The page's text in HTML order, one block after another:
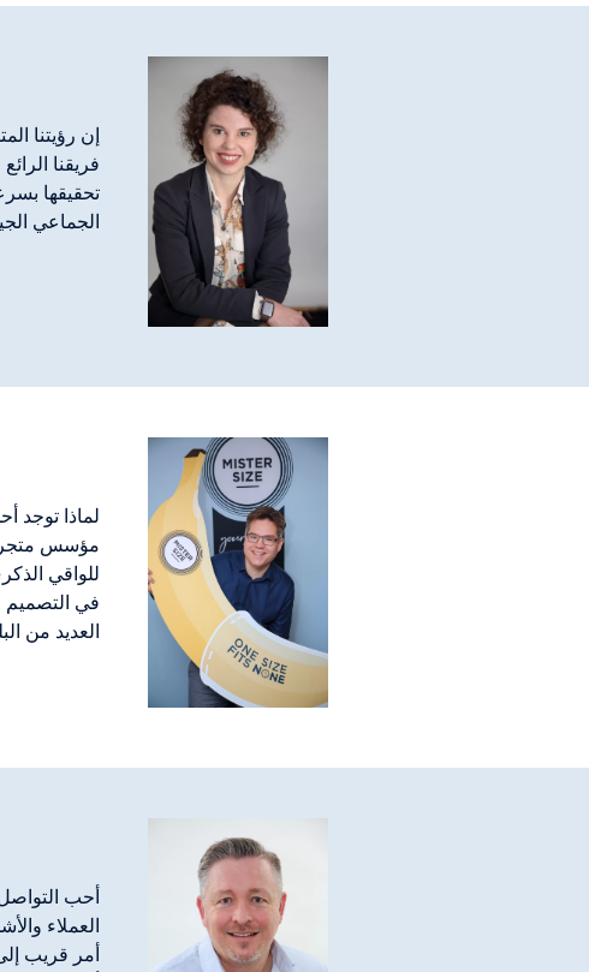
إن رؤيتنا
فريقنا
تحقيقها
الجماعي
لماذا توجد
العديد من
أحب
العملاء